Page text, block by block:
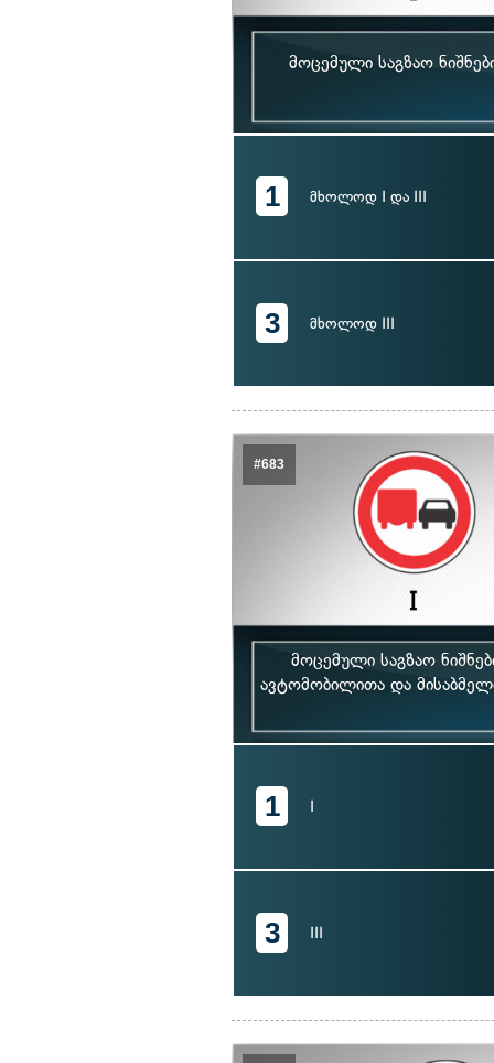
მოცემული საგზაო
1 მხოლოდ I და III
3 მხოლოდ III
#683
მოცემული საგზაო
ავტომობილითა და
1 I
3 III